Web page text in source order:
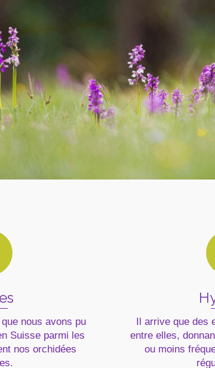
nous avons pu
Suisse parmi les
nos orchidées
Il arrive que des
entre elles,
ou moins